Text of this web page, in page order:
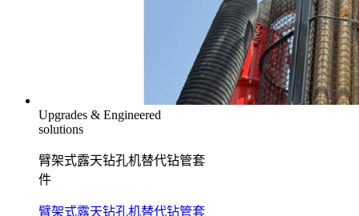
Upgrades & Engineered
solutions
臂架式露天钻孔机替代钻管套
件
臂架式露天钻孔机替代钻管套